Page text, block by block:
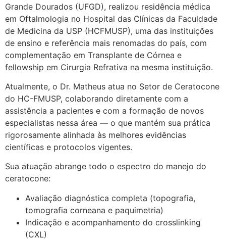
Grande Dourados (UFGD), realizou residência médica
em Oftalmologia no Hospital das Clínicas da Faculdade
de Medicina da USP (HCFMUSP), uma das instituições
de ensino e referência mais renomadas do país, com
complementação em Transplante de Córnea e
fellowship em Cirurgia Refrativa na mesma instituição.
Atualmente, o Dr. Matheus atua no Setor de Ceratocone
do HC-FMUSP, colaborando diretamente com a
assistência a pacientes e com a formação de novos
especialistas nessa área — o que mantém sua prática
rigorosamente alinhada às melhores evidências
científicas e protocolos vigentes.
Sua atuação abrange todo o espectro do manejo do
ceratocone:
Avaliação diagnóstica completa (topografia,
tomografia corneana e paquimetria)
Indicação e acompanhamento do crosslinking
(CXL)